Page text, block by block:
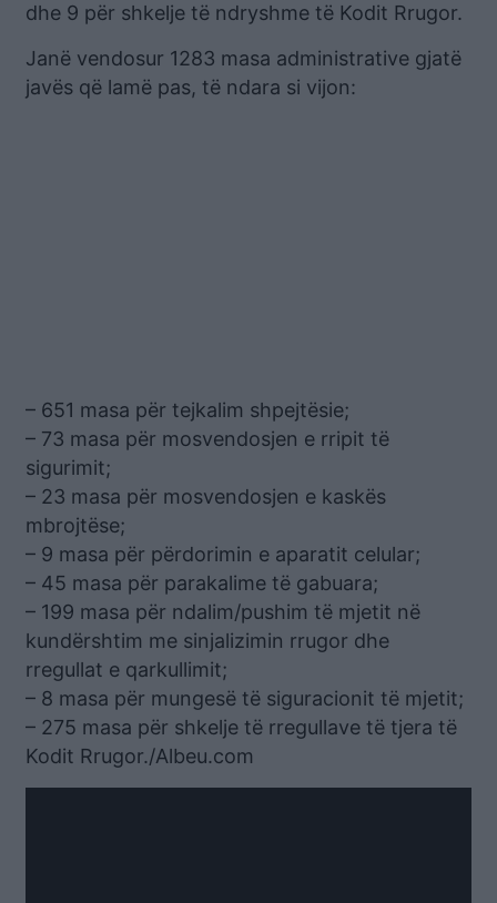
dhe 9 për shkelje të ndryshme të Kodit Rrugor.
Janë vendosur 1283 masa administrative gjatë
javës që lamë pas, të ndara si vijon:
– 651 masa për tejkalim shpejtësie;
– 73 masa për mosvendosjen e rripit të
sigurimit;
– 23 masa për mosvendosjen e kaskës
mbrojtëse;
– 9 masa për përdorimin e aparatit celular;
– 45 masa për parakalime të gabuara;
– 199 masa për ndalim/pushim të mjetit në
kundërshtim me sinjalizimin rrugor dhe
rregullat e qarkullimit;
– 8 masa për mungesë të siguracionit të mjetit;
– 275 masa për shkelje të rregullave të tjera të
Kodit Rrugor./Albeu.com